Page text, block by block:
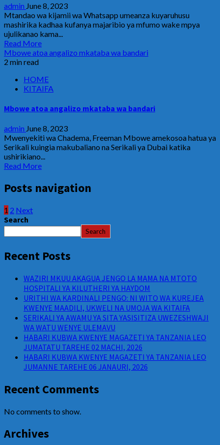
admin June 8, 2023
Mtandao wa kijamii wa Whatsapp umeanza kuyaruhusu
mashirika kadhaa kufanya majaribio ya mfumo wake mpya
ujulikanao kama...
Read More
Mbowe atoa angalizo mkataba wa bandari
2 min read
HOME
KITAIFA
Mbowe atoa angalizo mkataba wa bandari
admin June 8, 2023
Mwenyekiti wa Chadema, Freeman Mbowe amekosoa hatua ya
Serikali kuingia makubaliano na Serikali ya Dubai katika
ushirikiano...
Read More
Posts navigation
1 2 Next
Search
Search
Recent Posts
WAZIRI MKUU AKAGUA JENGO LA MAMA NA MTOTO
HOSPITALI YA KILUTHERI YA HAYDOM
URITHI WA KARDINALI PENGO: NI WITO WA KUREJEA
KWENYE MAADILI, UKWELI NA UMOJA WA KITAIFA
SERIKALI YA AWAMU YA SITA YASISITIZA UWEZESHWAJI
WA WATU WENYE ULEMAVU
HABARI KUBWA KWENYE MAGAZETI YA TANZANIA LEO
JUMATATU TAREHE 02 MACHI, 2026
HABARI KUBWA KWENYE MAGAZETI YA TANZANIA LEO
JUMANNE TAREHE 06 JANAURI, 2026
Recent Comments
No comments to show.
Archives